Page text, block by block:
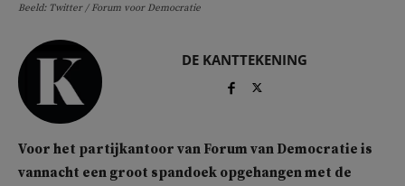
Beeld: Twitter / Forum voor Democratie
DE KANTTEKENING
Voor het partijkantoor van Forum van Democratie is
vannacht een groot spandoek opgehangen met de